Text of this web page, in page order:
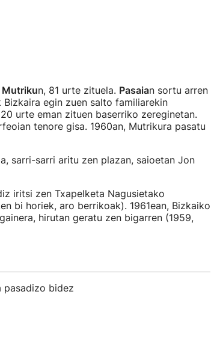
Mutrikun, 81 urte zituela. Pasaian sortu arren
egin zuen salto familiarekin
urte eman zituen baserriko zereginetan.
tenore gisa. 1960an, Mutrikura pasatu
sarri-sarri aritu zen plazan, saioetan Jon
iritsi zen Txapelketa Nagusietako
bi horiek, aro berrikoak). 1961ean, Bizkaiko
hirutan geratu zen bigarren (1959,
bidez